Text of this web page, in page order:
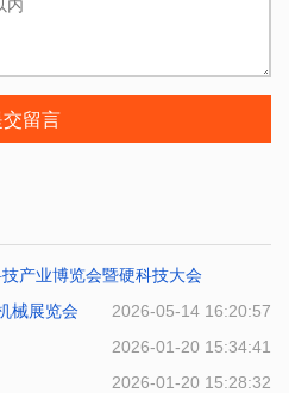
交留言
产业博览会暨硬科技大会
2026-07-10 09:49:48
械展览会
2026-05-14 16:20:57
2026-01-20 15:34:41
2026-01-20 15:28:32